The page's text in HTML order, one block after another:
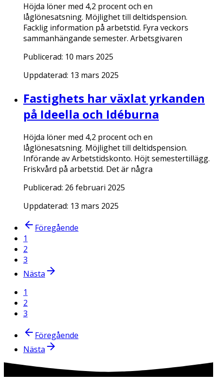
Höjda löner med 4,2 procent och en
låglönesatsning. Möjlighet till deltidspension.
Facklig information på arbetstid. Fyra veckors
sammanhängande semester. Arbetsgivaren
Publicerad: 10 mars 2025
Uppdaterad: 13 mars 2025
Fastighets har växlat yrkanden
på Ideella och Idéburna
Höjda löner med 4,2 procent och en
låglönesatsning. Möjlighet till deltidspension.
Införande av Arbetstidskonto. Höjt semestertillägg.
Friskvård på arbetstid. Det är några
Publicerad: 26 februari 2025
Uppdaterad: 13 mars 2025
Föregående
1
2
3
Nästa
1
2
3
Föregående
Nästa